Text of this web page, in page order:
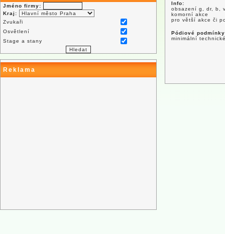
Jméno firmy:
Kraj:
Zvukaři
Osvětlení
Stage a stany
Reklama
Info:
obsazení g, dr, b,
komorní akce
pro větší akce či
Pódiové
minimální